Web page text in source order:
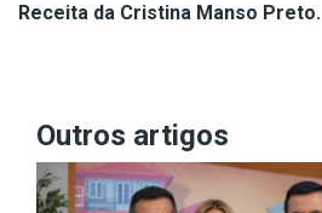
Receita da Cristina Manso Preto.
Outros artigos